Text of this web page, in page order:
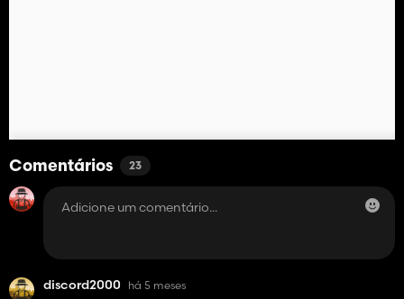
Comentários 23
discord2000 há 5 meses